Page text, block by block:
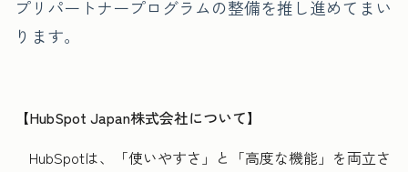
プリパートナープログラムの整備を推し進めてまい
ります。
【HubSpot Japan株式会社について】
HubSpotは、「使いやすさ」と「高度な機能」を両立さ